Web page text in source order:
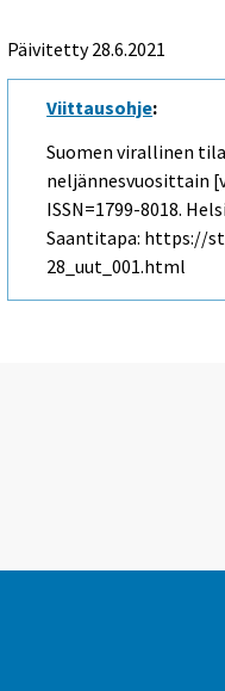
Päivitetty 28.6.2021
Viittausohje:
Suomen virallinen
neljännesvuosittain
ISSN=1799-8018.
Saantitapa: https://
28_uut_001.html